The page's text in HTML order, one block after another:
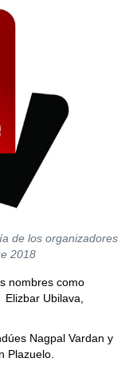
de los organizadores
2018
nombres como
Ubilava,
Nagpal Vardan y
Plazuelo.